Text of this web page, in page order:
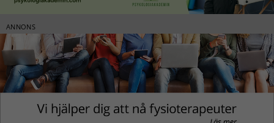
ANNONS